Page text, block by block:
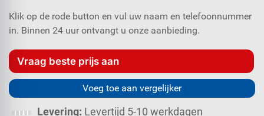
Klik op de rode button en vul uw naam en telefoonnummer
in. Binnen 24 uur ontvangt u onze aanbieding.
Vraag beste prijs aan
Voeg toe aan vergelijker
Levering: Levertijd 5-10 werkdagen